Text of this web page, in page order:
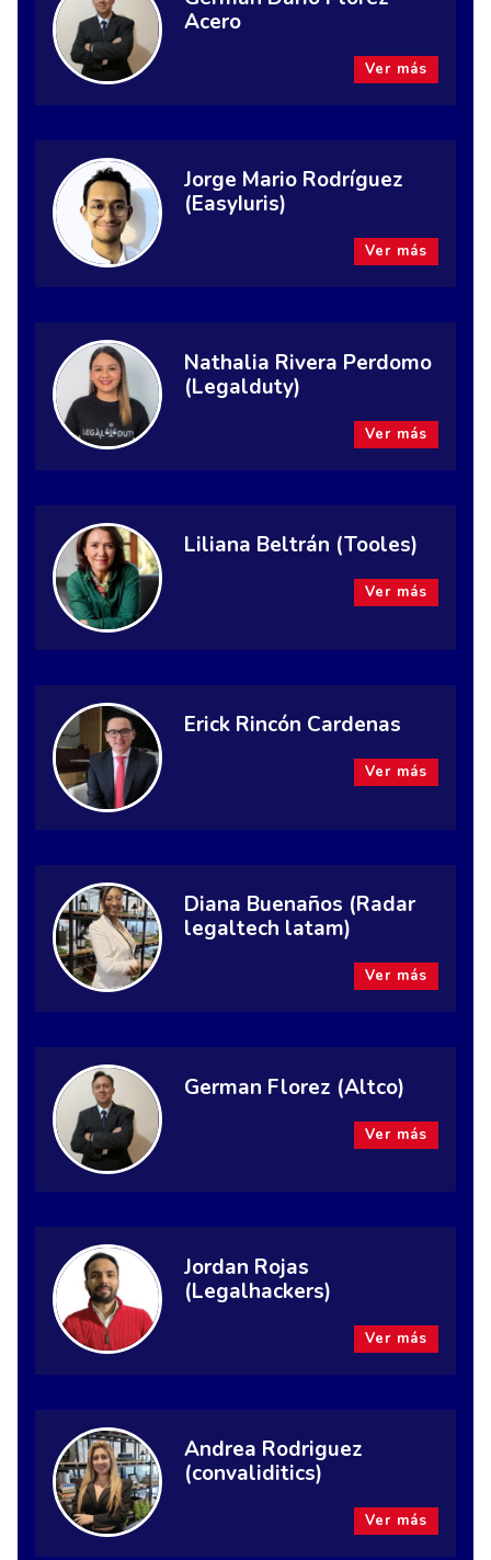
Acero
Ver más
Jorge Mario Rodríguez
(EasyIuris)
Ver más
Nathalia Rivera Perdomo
(Legalduty)
Ver más
Liliana Beltrán (Tooles)
Ver más
Erick Rincón Cardenas
Ver más
Diana Buenaños (Radar
legaltech latam)
Ver más
German Florez (Altco)
Ver más
Jordan Rojas
(Legalhackers)
Ver más
Andrea Rodriguez
(convaliditics)
Ver más